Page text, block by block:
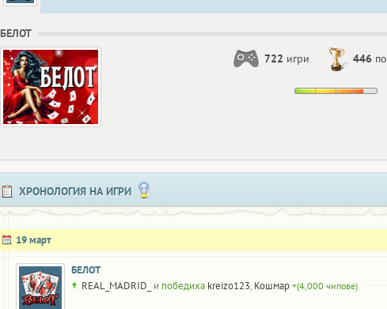
БЕЛОТ
722 игри 446
ХРОНОЛОГИЯ НА ИГРИ
19 март
БЕЛОТ
REAL_MADRID_ и победиха kreizo123, Кошмар +(4,000 чипове)